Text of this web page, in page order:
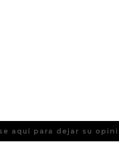
aquí para dejar su